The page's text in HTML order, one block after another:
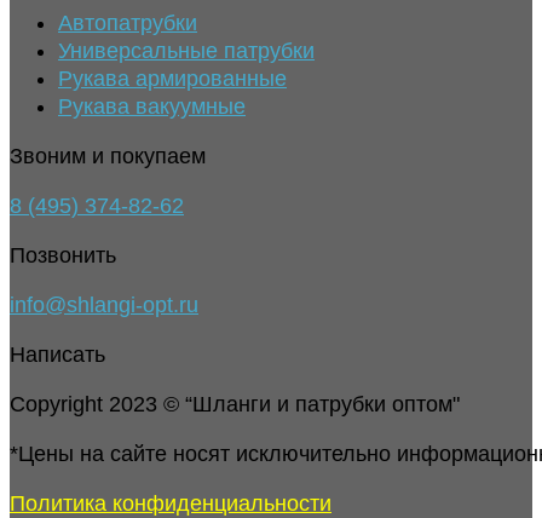
Автопатрубки
Универсальные патрубки
Рукава армированные
Рукава вакуумные
Звоним и покупаем
8 (495) 374-82-62
Позвонить
info@shlangi-opt.ru
Написать
Copyright 2023 © “Шланги и патрубки оптом"
*Цены на сайте носят исключительно
Политика конфиденциальности